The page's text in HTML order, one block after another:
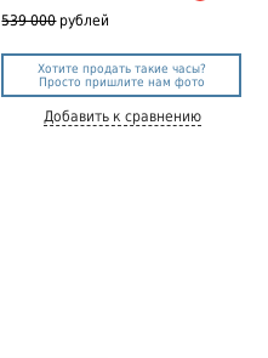
539 000 рублей
Хотите продать такие часы?
Просто пришлите нам фото
Добавить к сравнению